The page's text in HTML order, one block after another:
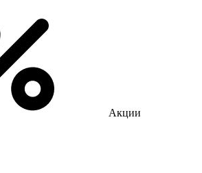
Акции